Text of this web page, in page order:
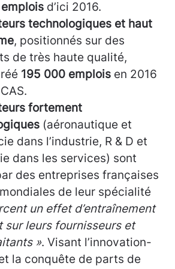
d’ici 2016.
technologiques et haut
, positionnés sur des
de très haute qualité,
195 000 emplois en 2016
fortement
(aéronautique et
dans l’industrie, R & D et
dans les services) sont
des entreprises françaises
de leur spécialité
un effet d’entraînement
sur leurs fournisseurs et
». Visant l’innovation-
la conquête de parts de